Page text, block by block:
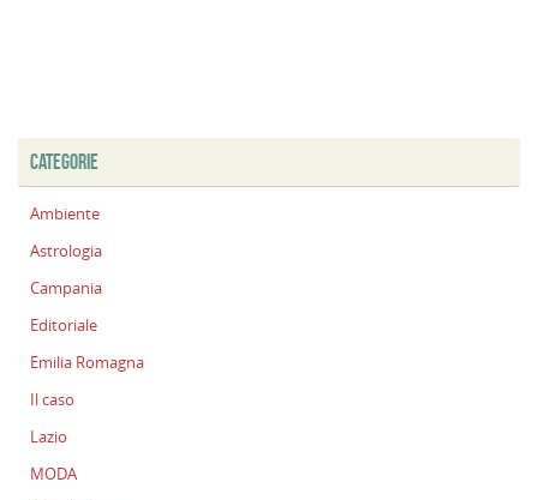
CATEGORIE
Ambiente
Astrologia
Campania
Editoriale
Emilia Romagna
Il caso
Lazio
MODA